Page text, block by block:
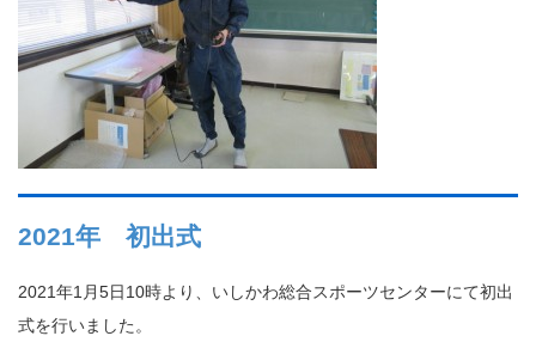
2021年 初出式
2021年1月5日10時より、いしかわ総合スポーツセンターにて初出
式を行いました。